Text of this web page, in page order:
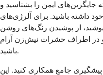
جایگزین‌های ایمن را بشناسید و
داشته باشید. برای آلرژی‌های
از پوشیدن رنگ‌های روشن
در اطراف حشرات نیش‌زن آرام
باشید.
پیشگیری جامع همکاری کنید. این